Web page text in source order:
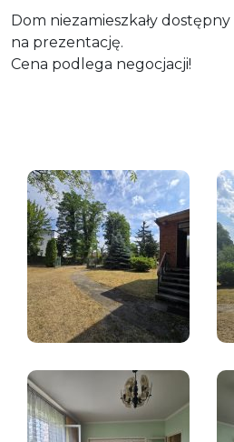
Dom niezamieszkały
na prezentację.
Cena podlega negocjacji!